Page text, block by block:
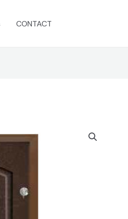
CONTACT